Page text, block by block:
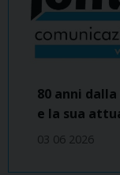
80 anni
e la sua
03 06 2026